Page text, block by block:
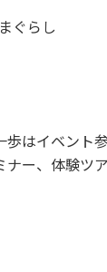
ぐらし
歩はイベント
ー、体験ツ